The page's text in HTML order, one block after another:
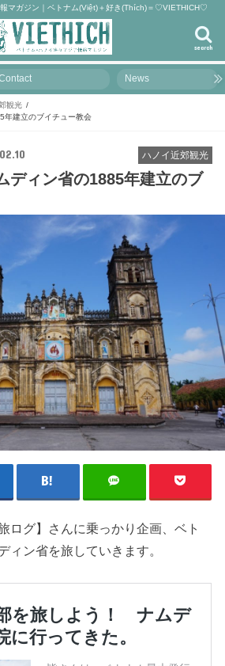
マガジン｜ベトナム(Việt)＋好き(Thích)＝♡VIETHICH♡
search
News
観光
年建立のブイチュー教会
ハノイ近郊観光
ディン省の1885年建立のブ
ログ】さんに乗っかり企画、ベト
ィン省を旅していきます。